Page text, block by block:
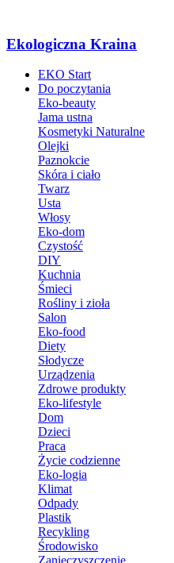
Ekologiczna Kraina
EKO Start
Do poczytania
Eko-beauty
Jama ustna
Kosmetyki Naturalne
Olejki
Paznokcie
Skóra i ciało
Twarz
Usta
Włosy
Eko-dom
Czystość
DIY
Kuchnia
Śmieci
Rośliny i zioła
Salon
Eko-food
Diety
Słodycze
Urządzenia
Zdrowe produkty
Eko-lifestyle
Dom
Dzieci
Praca
Życie codzienne
Eko-logia
Klimat
Odpady
Plastik
Recykling
Środowisko